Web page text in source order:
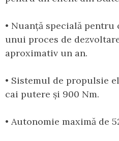
• Nuanță specială
unui proces de
aproximativ un an.
• Sistemul de propulsie
cai putere și 900 Nm.
• Autonomie maximă de